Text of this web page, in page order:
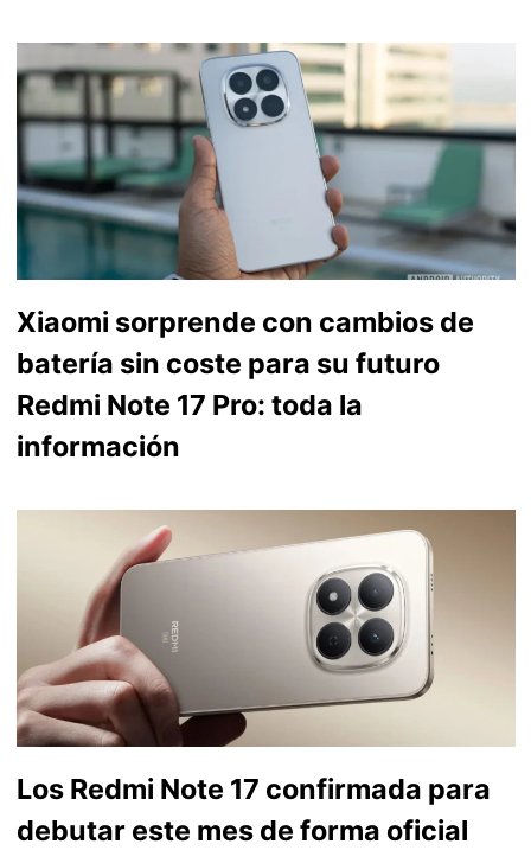
Xiaomi sorprende con cambios de
batería sin coste para su futuro
Redmi Note 17 Pro: toda la
información
Los Redmi Note 17 confirmada para
debutar este mes de forma oficial